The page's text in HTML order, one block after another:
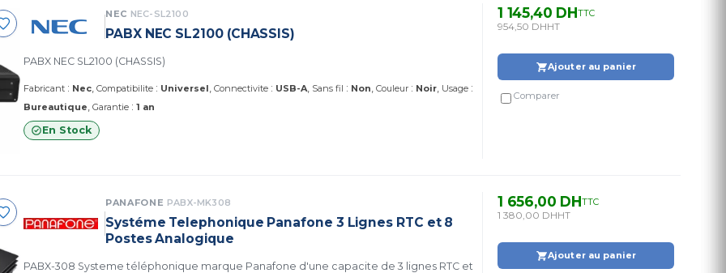
NEC NEC-SL2100
PABX NEC SL2100 (CHASSIS)
PABX NEC SL2100 (CHASSIS)
Fabricant : Nec Compatibilite : Universel Connectivite : USB-A Sans fil : Non Couleur : Noir Usage :
Bureautique Garantie : 1 an
En Stock
1 145,40 DHTTC
954,50 DHHT
Ajouter au panier
Comparer
PANAFONE PABX-MK308
Systéme Telephonique Panafone 3 Lignes RTC et 8
Postes Analogique
PABX-308 Systeme téléphonique marque Panafone d'une capacite de 3 lignes RTC et
1 656,00 DHTTC
1 380,00 DHHT
Ajouter au panier